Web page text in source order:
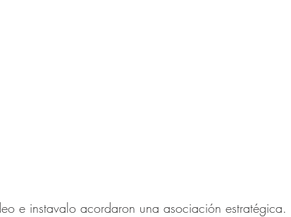
e instavalo acordaron una asociación estratégica.